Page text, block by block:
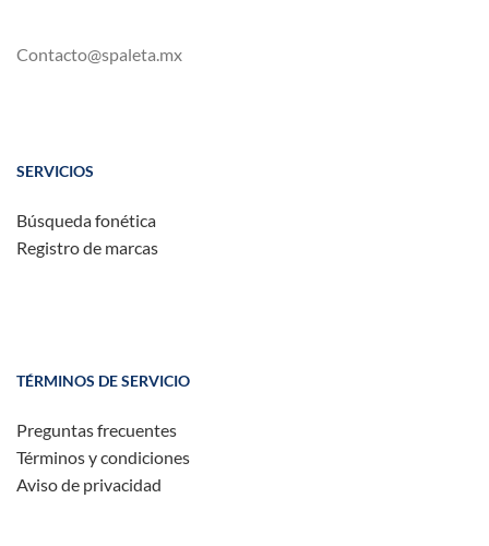
Contacto@spaleta.mx
SERVICIOS
Búsqueda fonética
Registro de marcas
TÉRMINOS DE SERVICIO
Preguntas frecuentes
Términos y condiciones
Aviso de privacidad